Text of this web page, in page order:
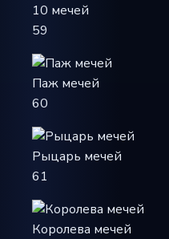
10 мечей
59
Паж мечей
60
Рыцарь мечей
61
Королева мечей